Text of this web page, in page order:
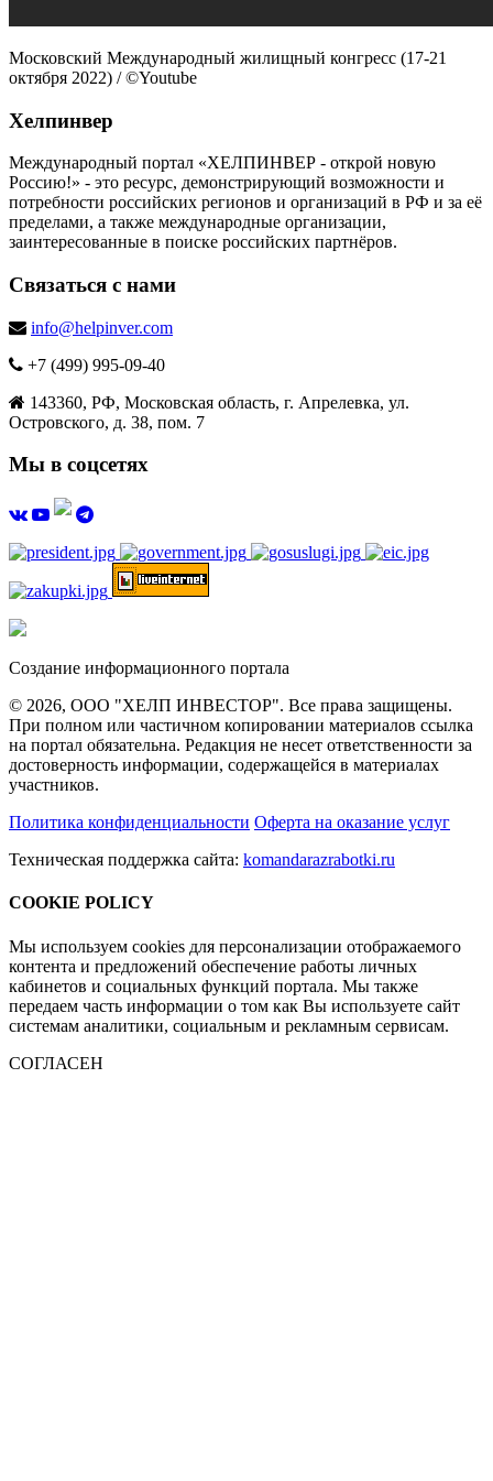
Московский Международный жилищный конгресс (17-21
октября 2022) / ©Youtube
Хелпинвер
Международный портал «ХЕЛПИНВЕР - открой новую
Россию!» - это ресурс, демонстрирующий возможности и
потребности российских регионов и организаций в РФ и за её
пределами, а также международные организации,
заинтересованные в поиске российских партнёров.
Связаться с нами
info@helpinver.com
+7 (499) 995-09-40
143360, РФ, Московская область, г. Апрелевка, ул.
Островского, д. 38, пом. 7
Мы в соцсетях
Создание информационного портала
© 2026, ООО "ХЕЛП ИНВЕСТОР". Все права защищены.
При полном или частичном копировании материалов ссылка
на портал обязательна. Редакция не несет ответственности за
достоверность информации, содержащейся в материалах
участников.
Политика конфиденциальности Оферта на оказание услуг
Техническая поддержка сайта: komandarazrabotki.ru
COOKIE POLICY
Мы используем cookies для персонализации отображаемого
контента и предложений обеспечение работы личных
кабинетов и социальных функций портала. Мы также
передаем часть информации о том как Вы используете сайт
системам аналитики, социальным и рекламным сервисам.
СОГЛАСЕН